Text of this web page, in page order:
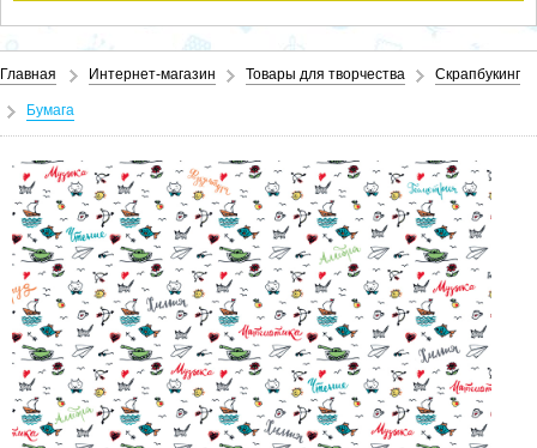
Главная Интернет-магазин Товары для творчества Скрапбукинг
Бумага